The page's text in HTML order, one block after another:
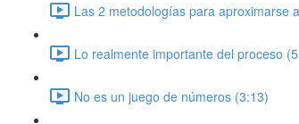
Las 2 metodologías para aproximarse
Lo realmente importante del proceso
No es un juego de números (3:13)